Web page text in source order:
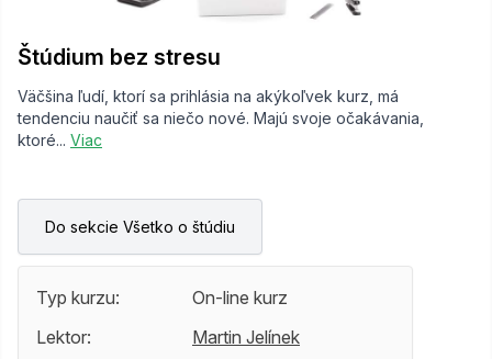
Štúdium bez stresu
Väčšina ľudí, ktorí sa prihlásia na akýkoľvek kurz, má
tendenciu naučiť sa niečo nové. Majú svoje očakávania,
ktoré... Viac
Do sekcie Všetko o štúdiu
Typ kurzu:
On-line kurz
Lektor:
Martin Jelínek